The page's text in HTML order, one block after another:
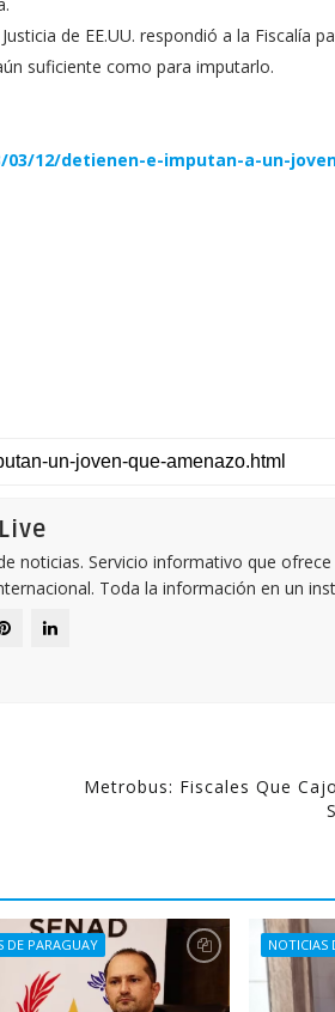
de EE.UU. respondió a la Fiscalía
suficiente como para imputarlo.
12/detienen-e-imputan-a-un-
noticias. Servicio informativo que
Toda la información en un
Metrobus: Fiscales Que
DE PARAGUAY NOTICIAS